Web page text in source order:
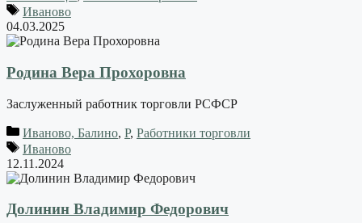
Иваново
04.03.2025
Родина Вера Прохоровна
Заслуженный работник торговли РСФСР
Иваново, Балино, Р, Работники торговли
Иваново
12.11.2024
Долинин Владимир Федорович